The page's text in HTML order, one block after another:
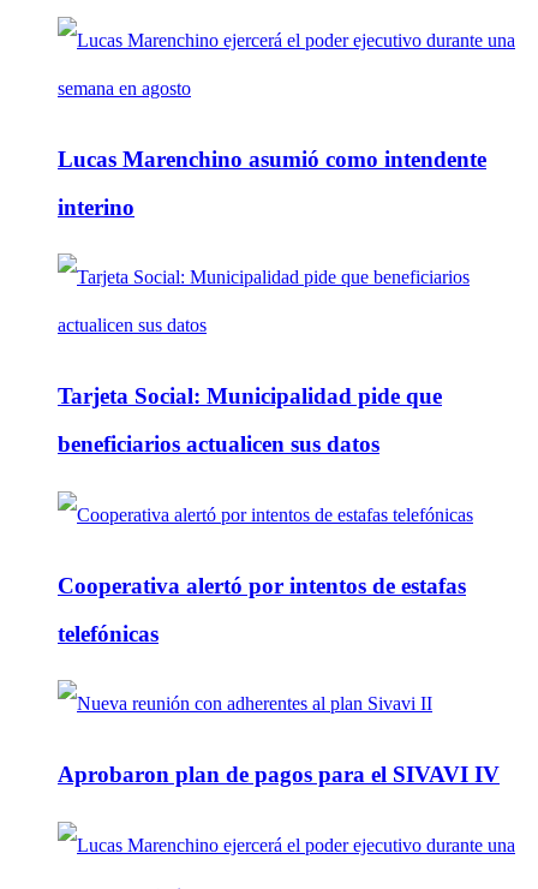
Lucas Marenchino asumió como intendente
interino
Tarjeta Social: Municipalidad pide que
beneficiarios actualicen sus datos
Cooperativa alertó por intentos de estafas
telefónicas
Aprobaron plan de pagos para el SIVAVI IV